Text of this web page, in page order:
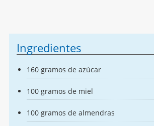
Ingredientes
160 gramos de azúcar
100 gramos de miel
100 gramos de almendras